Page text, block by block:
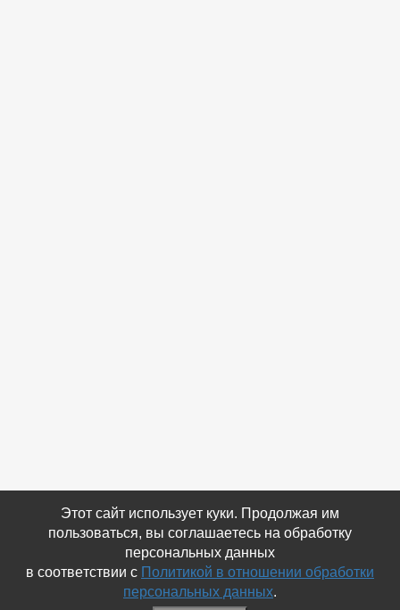
Этот сайт использует куки. Продолжая им
пользоваться, вы соглашаетесь на обработку
персональных данных
в соответствии с Политикой в отношении обработки
персональных данных.